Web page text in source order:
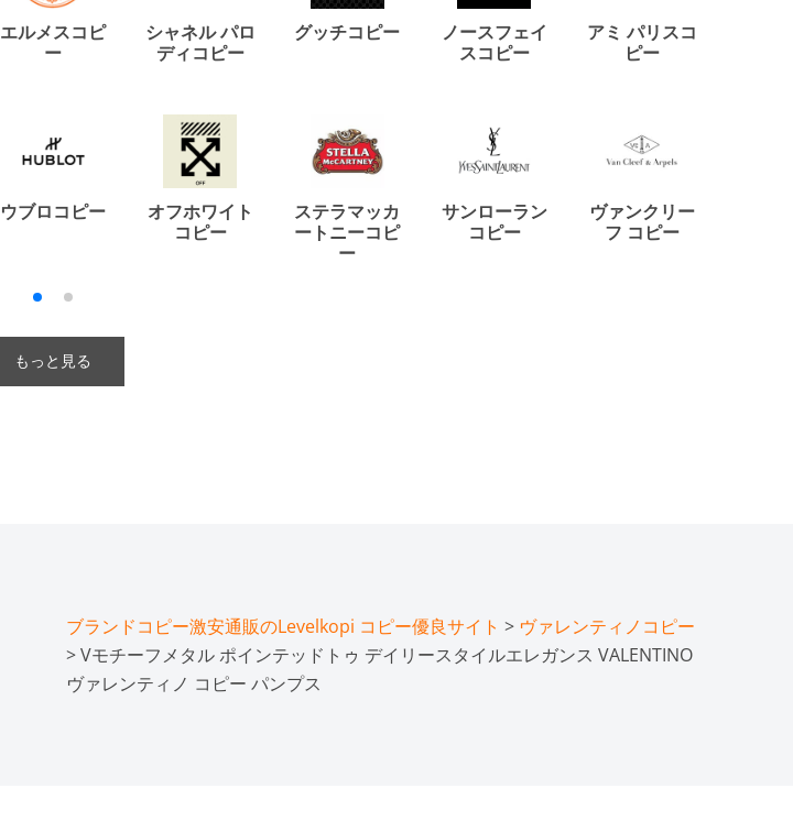
エルメスコピ
ー
シャネル パロ
ディコピー
グッチコピー
ノースフェイ
スコピー
アミ パリスコ
ピー
ウブロコピー
オフホワイト
コピー
ステラマッカ
ートニーコピ
ー
サンローラン
コピー
ヴァンクリー
フ コピー
もっと見る
ブランドコピー激安通販のLevelkopi コピー優良サイト > ヴァレンティノコピー
> Vモチーフメタル ポインテッドトゥ デイリースタイルエレガンス VALENTINO
ヴァレンティノ コピー パンプス